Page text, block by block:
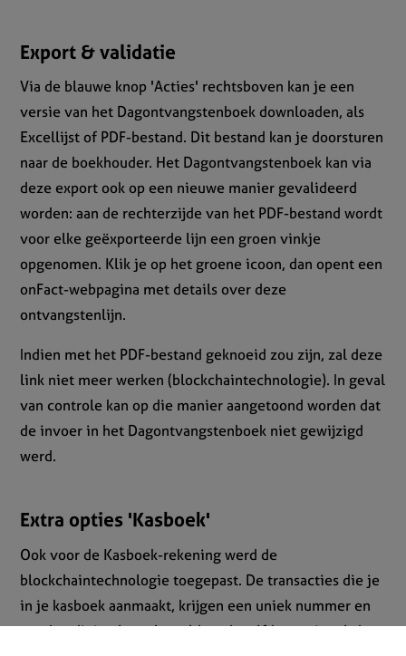
Export & validatie
Via de blauwe knop 'Acties' rechtsboven kan je een
versie van het Dagontvangstenboek downloaden, als
Excellijst of PDF-bestand. Dit bestand kan je doorsturen
naar de boekhouder. Het Dagontvangstenboek kan via
deze export ook op een nieuwe manier gevalideerd
worden: aan de rechterzijde van het PDF-bestand wordt
voor elke geëxporteerde lijn een groen vinkje
opgenomen. Klik je op het groene icoon, dan opent een
onFact-webpagina met details over deze
ontvangstenlijn.
Indien met het PDF-bestand geknoeid zou zijn, zal deze
link niet meer werken (blockchaintechnologie). In geval
van controle kan op die manier aangetoond worden dat
de invoer in het Dagontvangstenboek niet gewijzigd
werd.
Extra opties 'Kasboek'
Ook voor de Kasboek-rekening werd de
blockchaintechnologie toegepast. De transacties die je
in je kasboek aanmaakt, krijgen een uniek nummer en
worden digitaal versleuteld op dezelfde manier als het